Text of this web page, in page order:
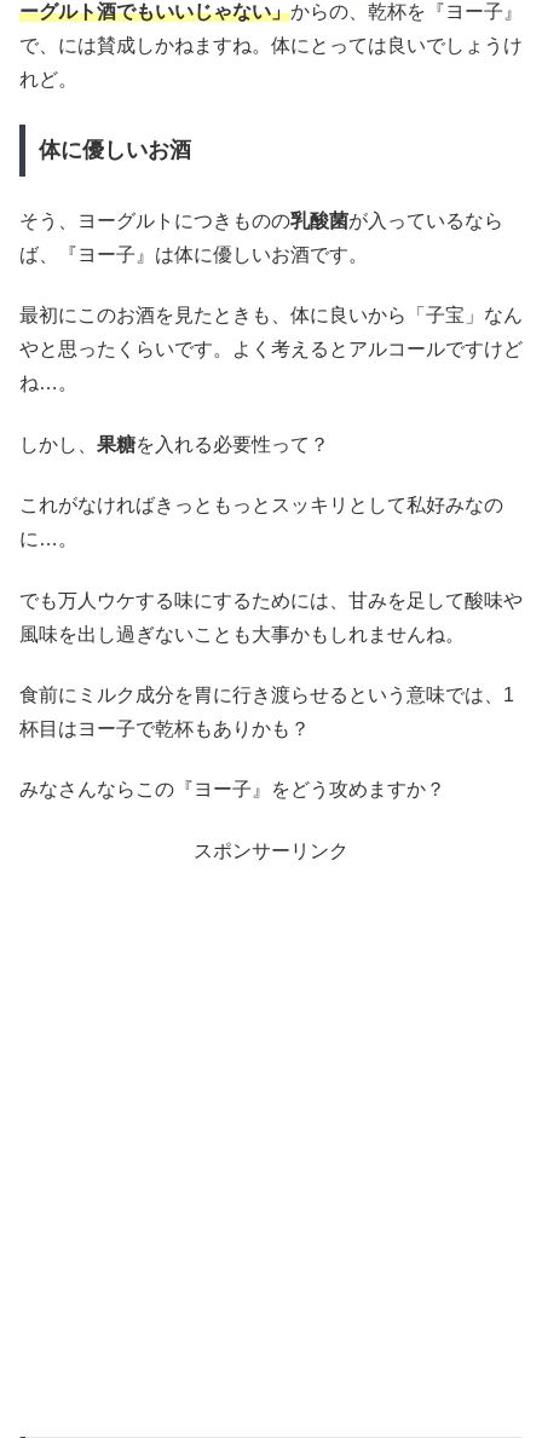
ーグルト酒でもいいじゃない」からの、乾杯を『ヨー子』
で、には賛成しかねますね。体にとっては良いでしょうけ
れど。
体に優しいお酒
そう、ヨーグルトにつきものの乳酸菌が入っているなら
ば、『ヨー子』は体に優しいお酒です。
最初にこのお酒を見たときも、体に良いから「子宝」なん
やと思ったくらいです。よく考えるとアルコールですけど
ね…。
しかし、 果糖を入れる必要性って？
これがなければきっともっとスッキリとして私好みなの
に…。
でも万人ウケする味にするためには、甘みを足して酸味や
風味を出し過ぎないことも大事かもしれませんね。
食前にミルク成分を胃に行き渡らせるという意味では、1
杯目はヨー子で乾杯もありかも？
みなさんならこの『ヨー子』をどう攻めますか？
スポンサーリンク